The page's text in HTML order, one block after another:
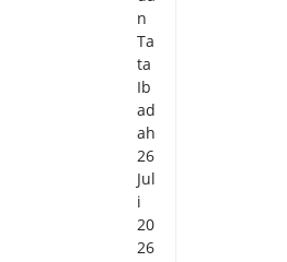
n
Ta
ta
Ib
ad
ah
26
Jul
i
20
26